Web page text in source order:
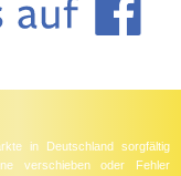
in Deutschland sorgfältig
verschieben oder Fehler